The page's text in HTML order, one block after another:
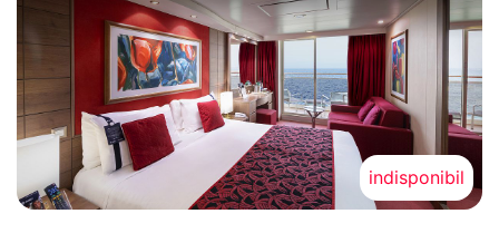
indisponibil